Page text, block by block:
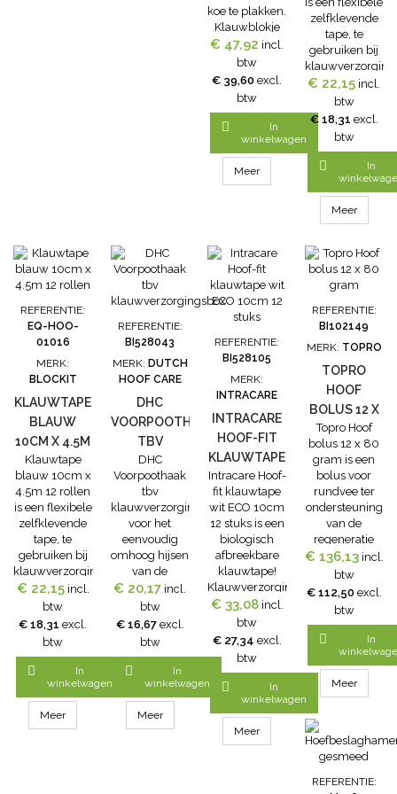
koe te plakken.
Klauwblokje
beukenhout
XL is 13cm
lang.
Klauwblokje
heeft een
afmeting van
11.2cm.
Klauwblokje
hout XL is
klauwblokje
€ 47,92 incl.
btw
€ 39,60 excl.
btw

In
winkelwagen
Meer
zelfklevende
tape, te
gebruiken bij
klauwverzorging.
Eigenschappen
klauwtape
rood 10cm x
4.5m 12
rood- Doos
met 12
10cm.breed,
4.5m lang
€ 22,15 incl.
btw
€ 18,31 excl.
btw

In
Meer
REFERENTIE:
EQ-HOO-
01016
MERK:
BLOCKIT
KLAUWTAPE
BLAUW
10CM X 4.5M
12 ROLLEN
Klauwtape
blauw 10cm x
4.5m 12 rollen
is een flexibele
zelfklevende
tape, te
gebruiken bij
klauwverzorging.
Eigenschappen
klauwtape
blauw 10cm x
4.5m 12
blauw- Doos
met 12
rollenAfmetingen:
10cm.breed,
4.5m lang
€ 22,15 incl.
btw
€ 18,31 excl.
btw

In
winkelwagen
Meer
REFERENTIE:
BI528043
MERK: DUTCH
HOOF CARE
DHC
VOORPOOTHAAK
TBV
KLAUWVERZORGINGSBOX
DHC
Voorpoothaak
tbv
klauwverzorgingsbox
voor het
eenvoudig
omhoog hijsen
van de
voorpoot van
een koe. De
grote
voorpoothaak
van de Dutch
Hoof Care
klauwverzorgingsbox)
is gemaakt
van solide,
€ 20,17 incl.
btw
€ 16,67 excl.
btw

In
winkelwagen
Meer
REFERENTIE:
BI528105
MERK:
INTRACARE
INTRACARE
HOOF-FIT
KLAUWTAPE
WIT ECO
10CM 12
STUKS
Intracare Hoof-
fit klauwtape
wit ECO 10cm
12 stuks is een
biologisch
afbreekbare
klauwtape!
Klauwverzorging
is een
belangrijk
onderdeel van
de
Wanneer u de
klauwverzorging
zelf doet, is het
van belang
om de juiste
€ 33,08 incl.
btw
€ 27,34 excl.
btw

In
winkelwagen
Meer
REFERENTIE:
BI102149
MERK: TOPRO
TOPRO
HOOF
BOLUS 12 X
80 GRAM
Topro Hoof
bolus 12 x 80
gram is een
bolus voor
rundvee ter
ondersteuning
van de
regeneratie
van klauwen
en huid. Deze
bolus draagt
namelijk bij
klauwvorming
en de
productie van
keratine door
de toevoeging
van o.a. zink,
vitamine E en
Biotine.
Keratine is een
belangrijk
€ 136,13 incl.
btw
€ 112,50 excl.
btw

In
Meer
REFERENTIE: